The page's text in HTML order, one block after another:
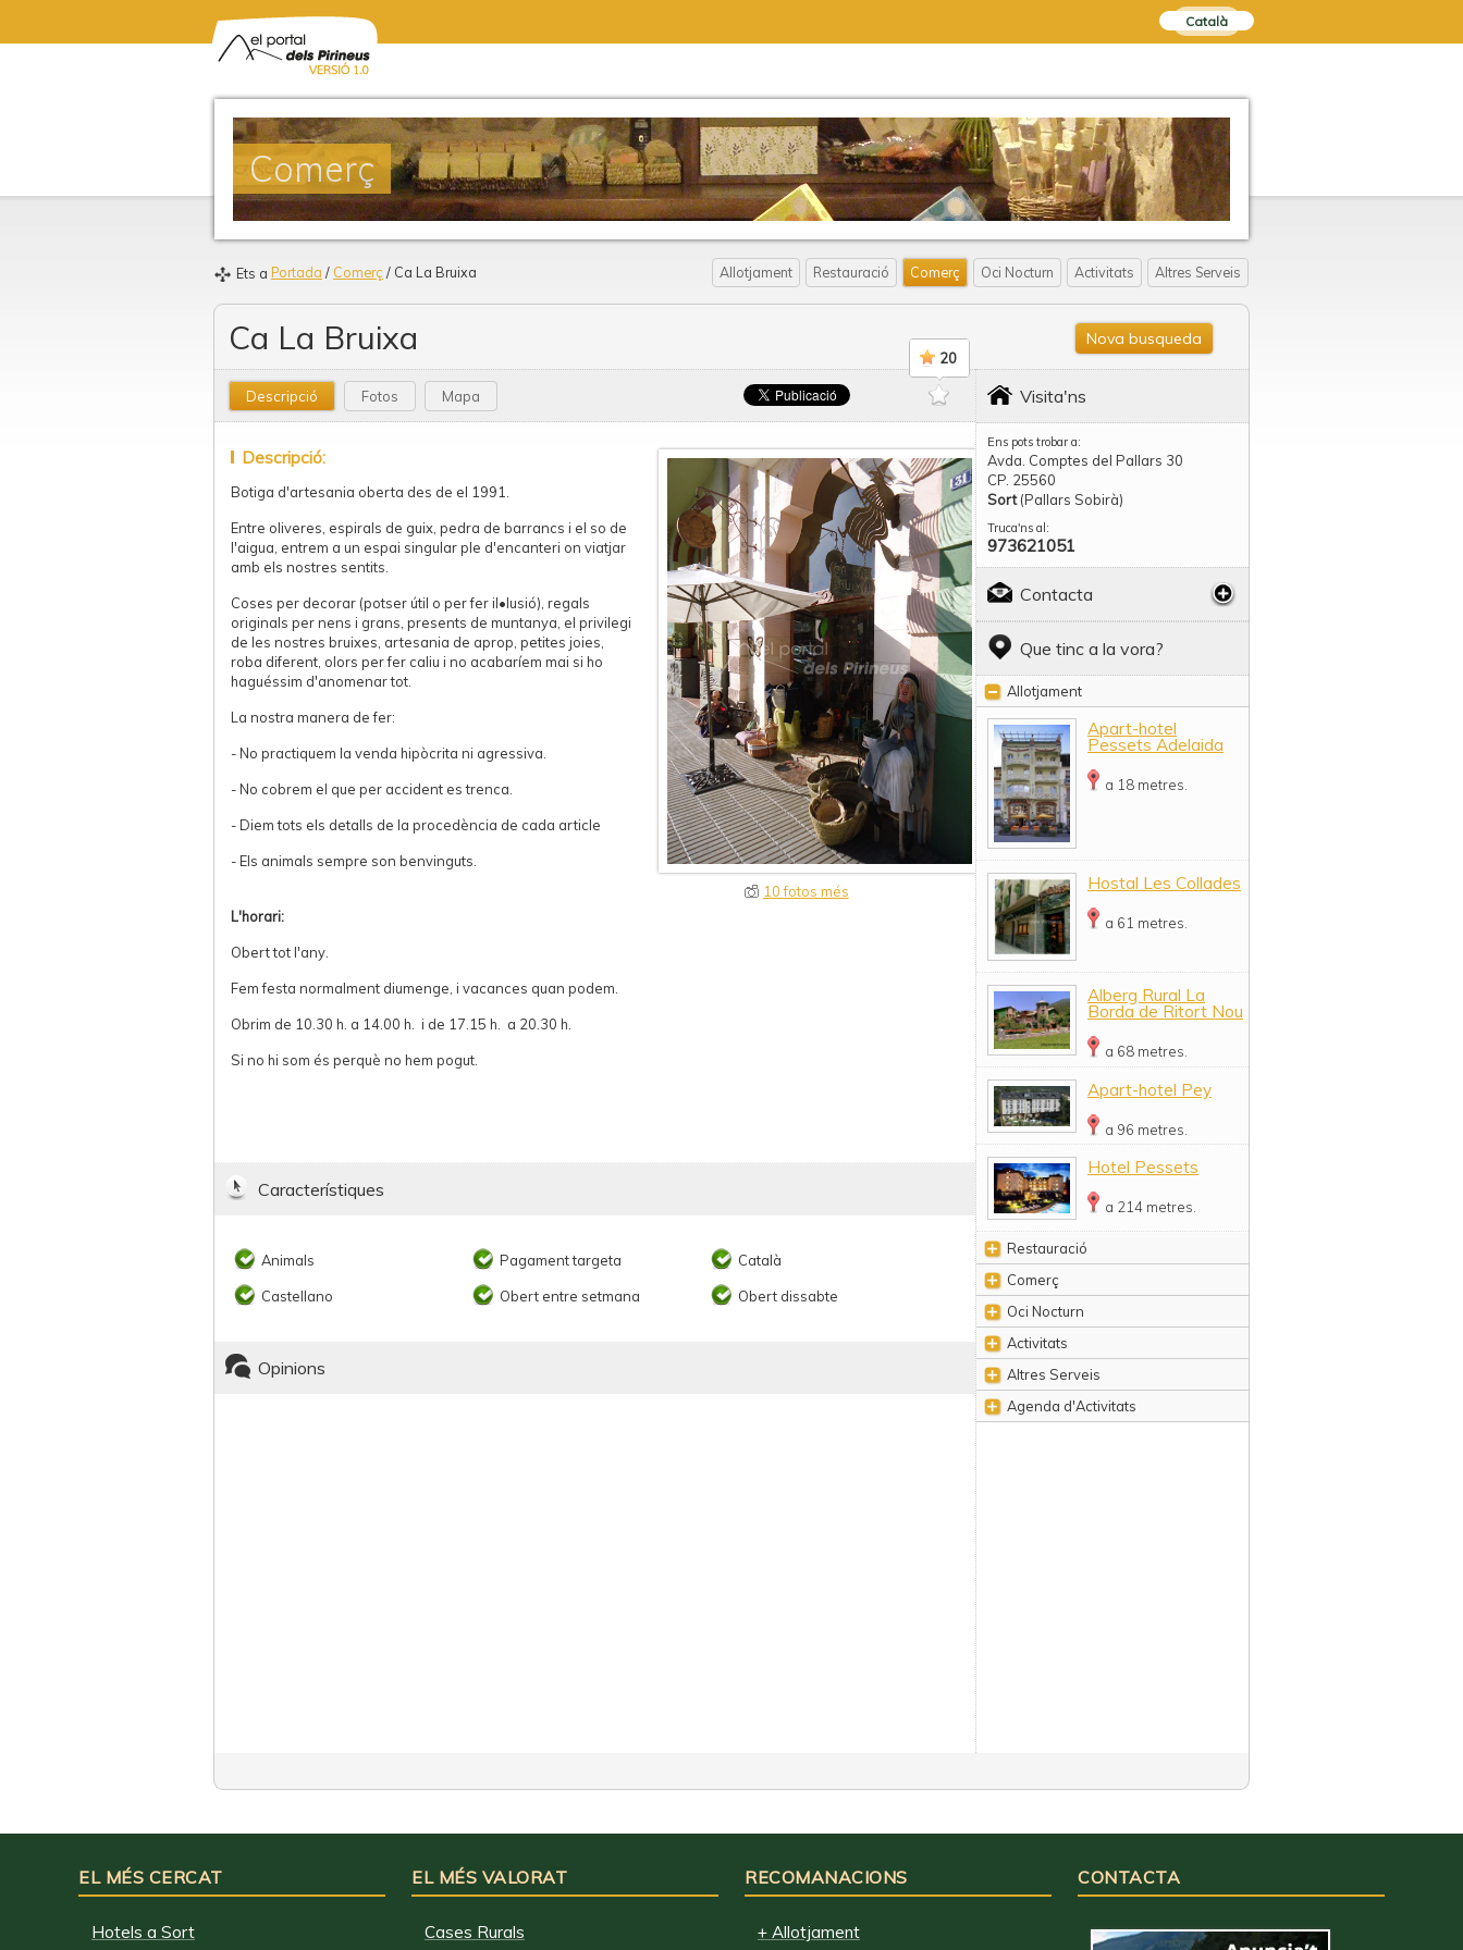
Català
Comerç
Ets a Portada / Comerç / Ca La Bruixa Allotjament Restauració Comerç Oci Nocturn Activitats Altres Serveis
Ca La Bruixa
20
Nova busqueda
Descripció Fotos Mapa
Descripció:
Botiga d'artesania oberta des de el 1991.
Entre oliveres, espirals de guix, pedra de barrancs i el so de
l'aigua, entrem a un espai singular ple d'encanteri on viatjar
amb els nostres sentits.
Coses per decorar (potser útil o per fer il•lusió), regals
originals per nens i grans, presents de muntanya, el privilegi
de les nostres bruixes, artesania de aprop, petites joies,
roba diferent, olors per fer caliu i no acabaríem mai si ho
haguéssim d'anomenar tot.
La nostra manera de fer:
- No practiquem la venda hipòcrita ni agressiva.
- No cobrem el que per accident es trenca.
- Diem tots els detalls de la procedència de cada article
- Els animals sempre son benvinguts.
L'horari:
Obert tot l'any.
Fem festa normalment diumenge, i vacances quan podem.
Obrim de 10.30 h. a 14.00 h. i de 17.15 h. a 20.30 h.
Si no hi som és perquè no hem pogut.
10 fotos més
Característiques
Animals Pagament targeta Català
Castellano Obert entre setmana Obert dissabte
Opinions
Visita'ns
Ens pots trobar a:
Avda. Comptes del Pallars 30
CP. 25560
Sort(Pallars Sobirà)
Truca'ns al:
973621051
Contacta
Que tinc a la vora?
Allotjament
Apart-hotel
Pessets Adelaida
a 18 metres.
Hostal Les Collades
a 61 metres.
Alberg Rural La
Borda de Ritort Nou
a 68 metres.
Apart-hotel Pey
a 96 metres.
Hotel Pessets
a 214 metres.
Restauració
Comerç
Oci Nocturn
Activitats
Altres Serveis
Agenda d'Activitats
EL MÉS CERCAT
Hotels a Sort
EL MÉS VALORAT
Cases Rurals
RECOMANACIONS
+ Allotjament
CONTACTA